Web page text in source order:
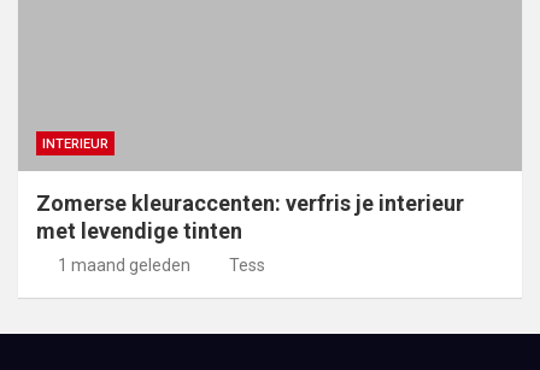
INTERIEUR
Zomerse kleuraccenten: verfris je interieur
met levendige tinten
1 maand geleden Tess